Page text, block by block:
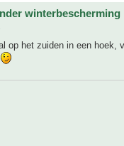
winterbescherming
op het zuiden in een hoek,